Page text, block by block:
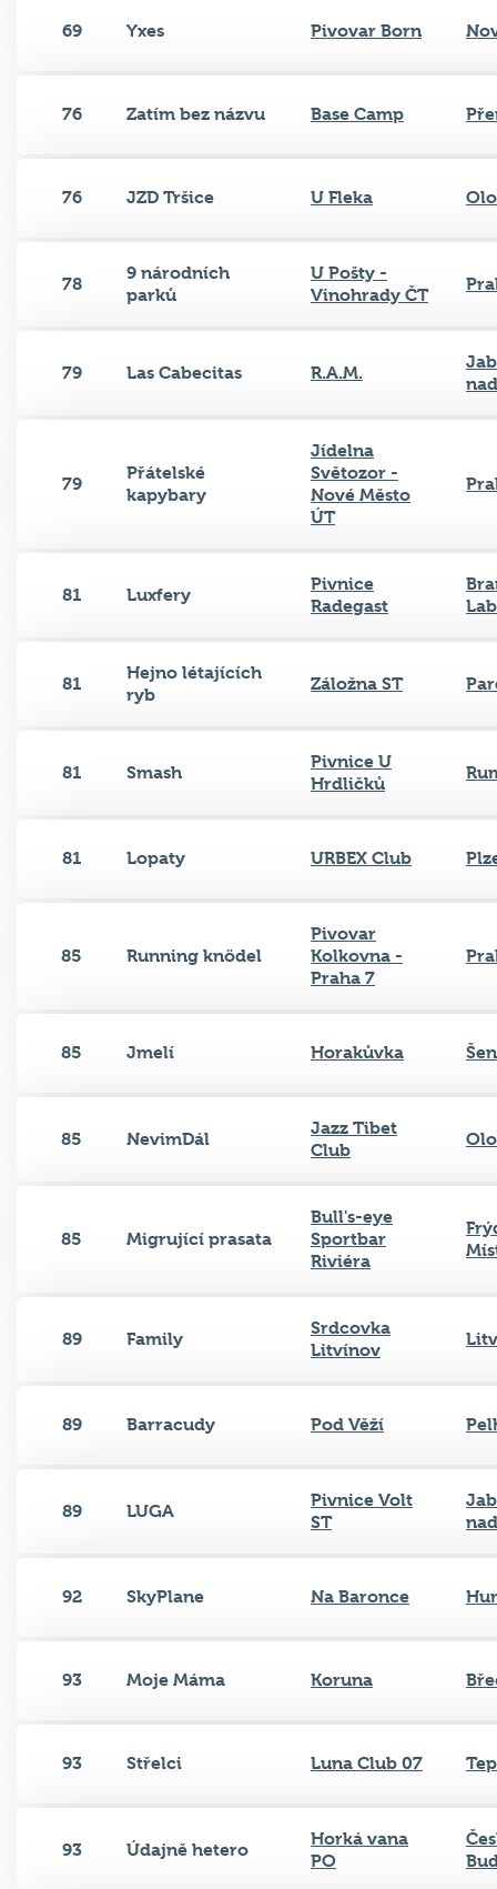
69 Yxes Pivovar Born
76 Zatím bez názvu Base Camp
76 JZD Tršice U Fleka
78
9 národních
parků
U Pošty -
Vinohrady ČT
79 Las Cabecitas R.A.M.
79
Přátelské
kapybary
Jídelna
Světozor -
Nové Město
ÚT
81 Luxfery
Pivnice
Radegast
81
Hejno létajících
ryb
Záložna ST
81 Smash
Pivnice U
Hrdličků
81 Lopaty URBEX Club
85 Running knödel
Pivovar
Kolkovna -
Praha 7
85 Jmelí Horakůvka
85 NevimDál
Jazz Tibet
Club
85 Migrující prasata
Bull's-eye
Sportbar
Riviéra
89 Family
Srdcovka
Litvínov
89 Barracudy Pod Věží
89 LUGA
Pivnice Volt
ST
92 SkyPlane Na Baronce
93 Moje Máma Koruna
93 Střelci Luna Club 07
93 Údajně hetero
Horká vana
PO